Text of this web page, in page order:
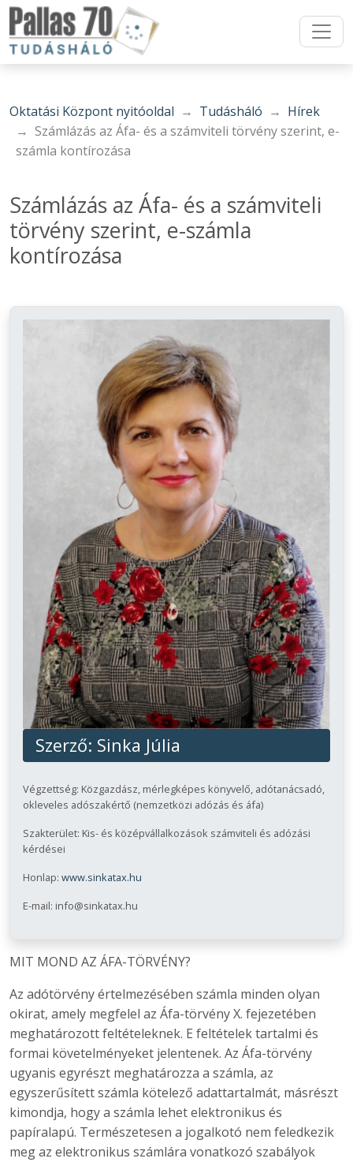
Oktatási Központ nyitóoldal Tudásháló
Hírek
Számlázás az Áfa- és a számviteli törvény szerint, e-
számla kontírozása
Számlázás az Áfa- és a számviteli
törvény szerint, e-számla
kontírozása
Szerző: Sinka Júlia
Végzettség: Közgazdász, mérlegképes könyvelő, adótanácsadó,
okleveles adószakértő (nemzetközi adózás és áfa)
Szakterület: Kis- és középvállalkozások számviteli és adózási
kérdései
Honlap: www.sinkatax.hu
E-mail: info@sinkatax.hu
MIT MOND AZ ÁFA-TÖRVÉNY?
Az adótörvény értelmezésében számla minden olyan
okirat, amely megfelel az Áfa-törvény X. fejezetében
meghatározott feltételeknek. E feltételek tartalmi és
formai követelményeket jelentenek. Az Áfa-törvény
ugyanis egyrészt meghatározza a számla, az
egyszerűsített számla kötelező adattartalmát, másrészt
kimondja, hogy a számla lehet elektronikus és
papíralapú. Természetesen a jogalkotó nem feledkezik
meg az elektronikus számlára vonatkozó szabályok